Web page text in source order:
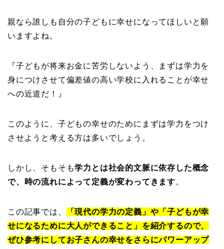
親なら誰しも自分の子どもに幸せになってほしいと願
いますよね。
『子どもが将来お金に苦労しないよう、まずは学力を
身につけさせて偏差値の高い学校に入れることが幸せ
への近道だ！』
このように、子どもの幸せのためにまずは学力をつけ
させようと考える方は多いでしょう。
しかし、そもそも学力とは社会的文脈に依存した概念
で、時の流れによって定義が変わってきます。
この記事では、
「現代の学力の定義」や「子どもが幸
せになるために大人ができること」を紹介するので、
ぜひ参考にしてお子さんの幸せをさらにパワーアップ